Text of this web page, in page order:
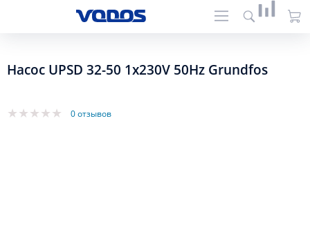
Насос UPSD 32-50 1x230V 50Hz Grundfos
0 отзывов